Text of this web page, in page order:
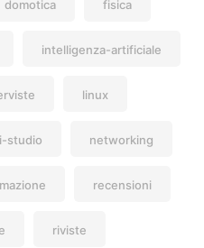
domotica fisica
intelligenza-artificiale
linux
studio networking
recensioni
riviste